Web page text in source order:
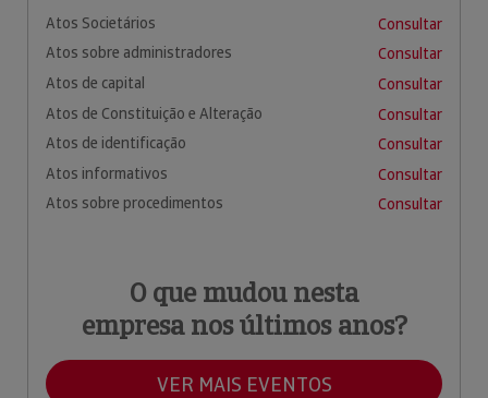
Atos Societários
Consultar
Atos sobre administradores
Consultar
Atos de capital
Consultar
Atos de Constituição e Alteração
Consultar
Atos de identificação
Consultar
Atos informativos
Consultar
Atos sobre procedimentos
Consultar
O que mudou nesta
empresa nos últimos anos?
VER MAIS EVENTOS